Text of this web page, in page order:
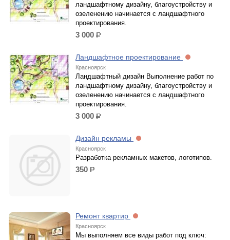
ландшафтному дизайну, благоустройству и
озеленению начинается с ландшафтного
проектирования.
3 000 р.
Ландшафтное проектирование
Красноярск
Ландшафтный дизайн Выполнение работ по
ландшафтному дизайну, благоустройству и
озеленению начинается с ландшафтного
проектирования.
3 000 р.
Дизайн рекламы
Красноярск
Разработка рекламных макетов, логотипов.
350 р.
Ремонт квартир
Красноярск
Мы выполняем все виды работ под ключ: